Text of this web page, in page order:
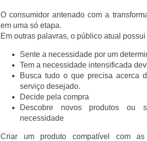
O consumidor antenado com a
em uma só etapa.
Em outras palavras, o público atual
Sente a necessidade por um
Tem a necessidade intensificada
Busca tudo o que precisa acerca
serviço desejado.
Decide pela compra
Descobre novos produtos ou
necessidade
Criar um produto compatível com as